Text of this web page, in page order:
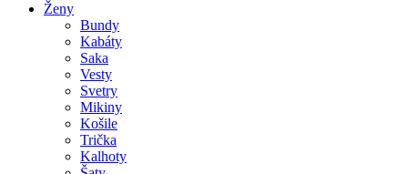
Ženy
Bundy
Kabáty
Saka
Vesty
Svetry
Mikiny
Košile
Trička
Kalhoty